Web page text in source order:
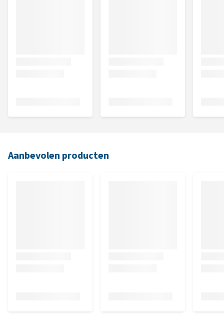
Aanbevolen producten